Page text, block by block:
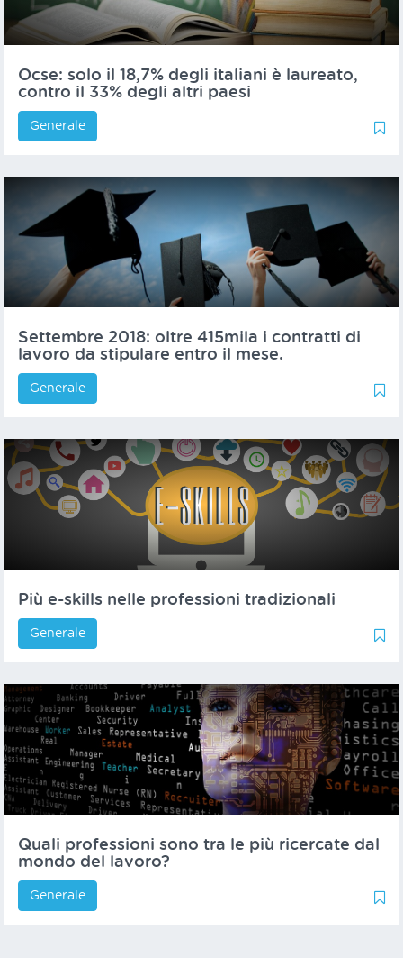
Ocse: solo il 18,7% degli italiani è laureato,
contro il 33% degli altri paesi
00
Generale
Settembre 2018: oltre 415mila i contratti di
lavoro da stipulare entro il mese.
0
1
Generale
Più e-skills nelle professioni tradizionali
0
1
Generale
Quali professioni sono tra le più ricercate dal
mondo del lavoro?
11
Generale